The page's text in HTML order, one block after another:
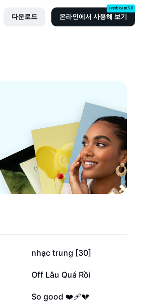
다운로드 온라인에서 사용해 보기
seedream5.0
3.1만
nhạc trung [30]
1.8천
Off Lâu Quá Rồi
163
So good ❤️‍🩹💔